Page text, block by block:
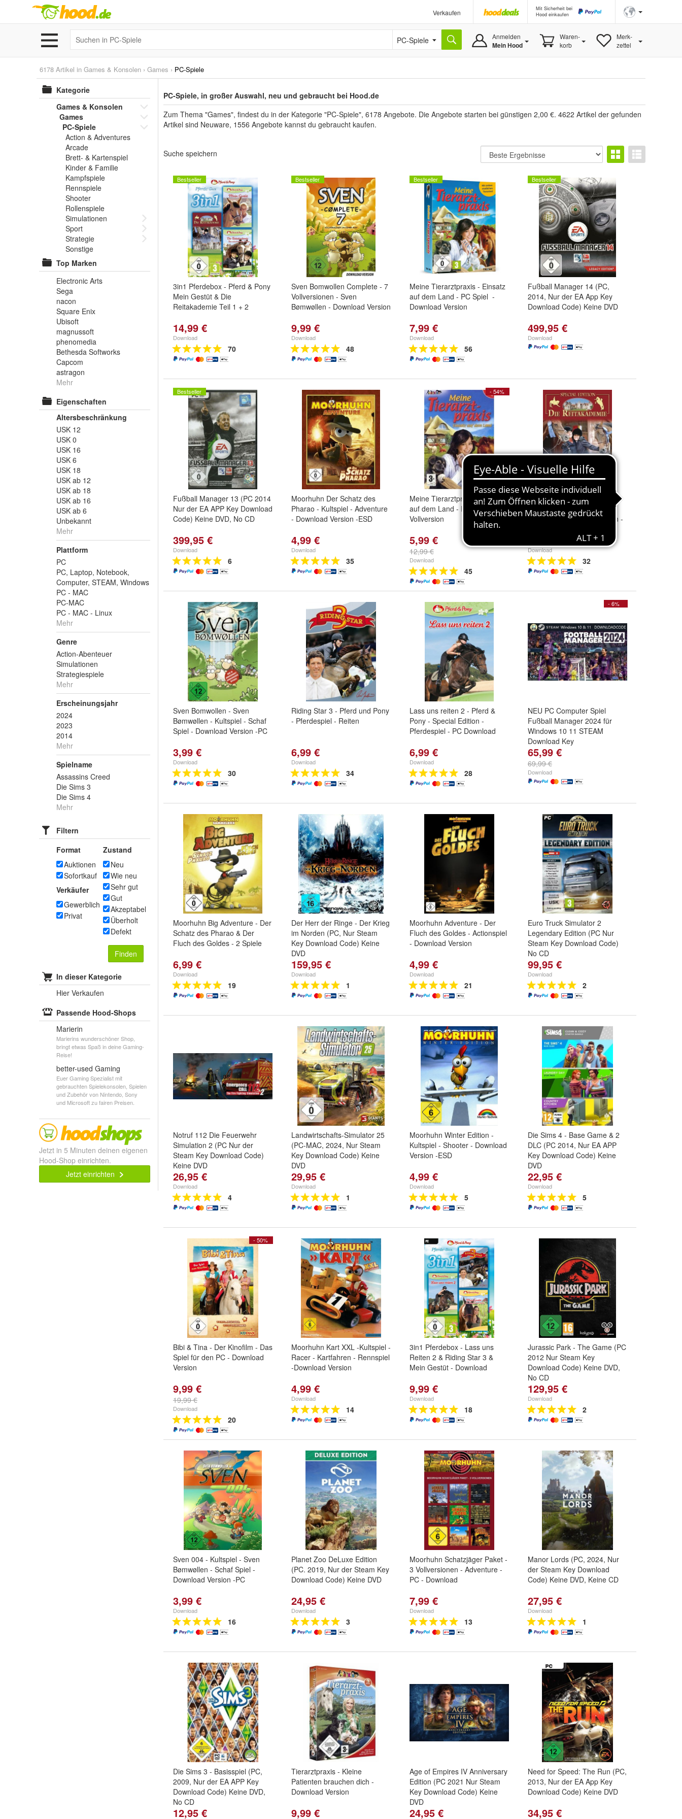
Verkaufen
Mit Sicherheit bei
Hood einkaufen
PC-Spiele Anmelden
Mein Hood
Waren-
korb
Merk-
zettel
6178 Artikel in Games & Konsolen › Games › PC-Spiele
Kategorie
Games & Konsolen
Games
PC-Spiele
Action & Adventures
Arcade
Brett- & Kartenspiel
Kinder & Familie
Kampfspiele
Rennspiele
Shooter
Rollenspiele
Simulationen
Sport
Strategie
Sonstige
Top Marken
Electronic Arts
Sega
nacon
Square Enix
Ubisoft
magnussoft
phenomedia
Bethesda Softworks
Capcom
astragon
Mehr
Eigenschaften
Altersbeschränkung
USK 12
USK 0
USK 16
USK 6
USK 18
USK ab 12
USK ab 18
USK ab 16
USK ab 6
Unbekannt
Mehr
Plattform
PC
PC, Laptop, Notebook,
Computer, STEAM, Windows
PC - MAC
PC-MAC
PC - MAC - Linux
Mehr
Genre
Action-Abenteuer
Simulationen
Strategiespiele
Mehr
Erscheinungsjahr
2024
2023
2014
Mehr
Spielname
Assassins Creed
Die Sims 3
Die Sims 4
Mehr
Filtern
Format
Auktionen
Sofortkauf
Verkäufer
Gewerblich
Privat
Zustand
Neu
Wie neu
Sehr gut
Gut
Akzeptabel
Überholt
Defekt
Finden
In dieser Kategorie
Hier Verkaufen
Passende Hood-Shops
Marierin
Marierins wunderschöner Shop,
bringt etwas Spaß in deine Gaming-
Reise!
better-used Gaming
Euer Gaming Spezialist mit
gebrauchten Spielekonsolen, Spielen
und Zubehör von Nintendo, Sony
und Microsoft zu fairen Preisen.
Jetzt in 5 Minuten deinen eigenen
Hood-Shop einrichten.
Jetzt einrichten
PC-Spiele, in großer Auswahl, neu und gebraucht bei Hood.de
Zum Thema "Games", findest du in der Kategorie "PC-Spiele", 6178 Angebote. Die Angebote starten bei günstigen 2,00 €. 4622 Artikel der gefunden
Artikel sind Neuware, 1556 Angebote kannst du gebraucht kaufen.
Suche speichern
Bestseller
3in1 Pferdebox - Pferd & Pony
Mein Gestüt & Die
Reitakademie Teil 1 + 2
14,99 €
Download
70
Bestseller
Sven Bomwollen Complete - 7
Vollversionen - Sven
Bømwøllen - Download Version
9,99 €
Download
48
Bestseller
Meine Tierarztpraxis - Einsatz
auf dem Land - PC Spiel -
Download Version
7,99 €
Download
56
Bestseller
Fußball Manager 14 (PC,
2014, Nur der EA App Key
Download Code) Keine DVD
499,95 €
Download
Bestseller
Fußball Manager 13 (PC 2014
Nur der EA APP Key Download
Code) Keine DVD, No CD
399,95 €
Download
6
Moorhuhn Der Schatz des
Pharao - Kultspiel - Adventure
- Download Version -ESD
4,99 €
Download
35
- 54%
Meine Tierarztpraxis - Einsatz
auf dem Land - PC Download
Vollversion
5,99 €
12,99 €
Download
45
Pferd und Pony - Die
Reitakademie - Dressur -
Springreiten - Westernreiten -
Download
32
Sven Bomwollen - Sven
Bømwøllen - Kultspiel - Schaf
Spiel - Download Version -PC
3,99 €
Download
30
Riding Star 3 - Pferd und Pony
- Pferdespiel - Reiten
6,99 €
Download
34
Lass uns reiten 2 - Pferd &
Pony - Special Edition -
Pferdespiel - PC Download
6,99 €
Download
28
- 6%
NEU PC Computer Spiel
Fußball Manager 2024 für
Windows 10 11 STEAM
Download Key
65,99 €
69,99 €
Download
Moorhuhn Big Adventure - Der
Schatz des Pharao & Der
Fluch des Goldes - 2 Spiele
6,99 €
Download
19
Der Herr der Ringe - Der Krieg
im Norden (PC, Nur Steam
Key Download Code) Keine
DVD
159,95 €
Download
1
Moorhuhn Adventure - Der
Fluch des Goldes - Actionspiel
- Download Version
4,99 €
Download
21
Euro Truck Simulator 2
Legendary Edition (PC Nur
Steam Key Download Code)
No CD
99,95 €
Download
2
Notruf 112 Die Feuerwehr
Simulation 2 (PC Nur der
Steam Key Download Code)
Keine DVD
26,95 €
Download
4
Landwirtschafts-Simulator 25
(PC-MAC, 2024, Nur Steam
Key Download Code) Keine
DVD
29,95 €
Download
1
Moorhuhn Winter Edition -
Kultspiel - Shooter - Download
Version -ESD
4,99 €
Download
5
Die Sims 4 - Base Game & 2
DLC (PC 2014, Nur EA APP
Key Download Code) Keine
DVD
22,95 €
Download
5
- 50%
Bibi & Tina - Der Kinofilm - Das
Spiel für den PC - Download
Version
9,99 €
19,99 €
Download
20
Moorhuhn Kart XXL -Kultspiel -
Racer - Kartfahren - Rennspiel
-Download Version
4,99 €
Download
14
3in1 Pferdebox - Lass uns
Reiten 2 & Riding Star 3 &
Mein Gestüt - Download
9,99 €
Download
18
Jurassic Park - The Game (PC
2012 Nur Steam Key
Download Code) Keine DVD,
No CD
129,95 €
Download
2
Sven 004 - Kultspiel - Sven
Bømwøllen - Schaf Spiel -
Download Version -PC
3,99 €
Download
16
Planet Zoo DeLuxe Edition
(PC. 2019, Nur der Steam Key
Download Code) Keine DVD
24,95 €
Download
3
Moorhuhn Schatzjäger Paket -
3 Vollversionen - Adventure -
PC - Download
7,99 €
Download
13
Manor Lords (PC, 2024, Nur
der Steam Key Download
Code) Keine DVD, Keine CD
27,95 €
Download
1
Die Sims 3 - Basisspiel (PC,
2009, Nur der EA APP Key
Download Code) Keine DVD,
No CD
12,95 €
Tierarztpraxis - Kleine
Patienten brauchen dich -
Download Version
9,99 €
Age of Empires IV Anniversary
Edition (PC 2021 Nur Steam
Key Download Code) Keine
DVD
24,95 €
Need for Speed: The Run (PC,
2013, Nur der EA App Key
Download Code) Keine DVD
34,95 €